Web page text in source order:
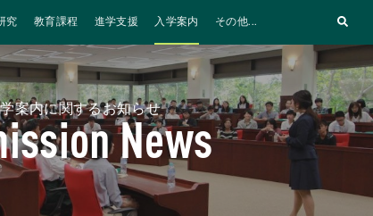
究 教育課程 進学支援 入学案内 その他...
案内に関するお知らせ
News